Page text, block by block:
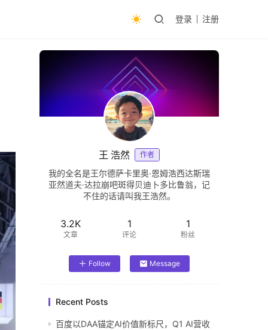
登录 注册
王 浩然 作者
我的全名是王尔德萨卡里奥·恩姆浩西达斯瑞
亚然道夫·达拉崩吧斑得贝迪卜多比鲁翁，记
不住的话请叫我王浩然。
3.2K
文章
1
评论
1
粉丝
Follow Message
Recent Posts
百度以DAA锚定AI价值新标尺，Q1 AI营收